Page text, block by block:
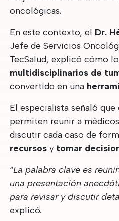
oncológicas.
En este contexto, el Dr.
Jefe de Servicios
TecSalud, explicó cómo
multidisciplinarios de
convertido en una
El especialista señaló que
permiten reunir a
discutir cada caso de
recursos y tomar
“La palabra clave es
una presentación
para revisar y discutir
explicó.